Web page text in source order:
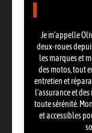
Je m’appelle
deux-roues
les marques et
des motos, tout
entretien et
l’assurance et
toute sérénité.
et accessibles